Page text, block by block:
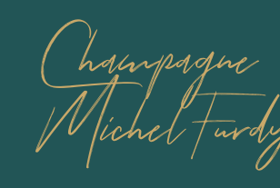
Champagne
Michel